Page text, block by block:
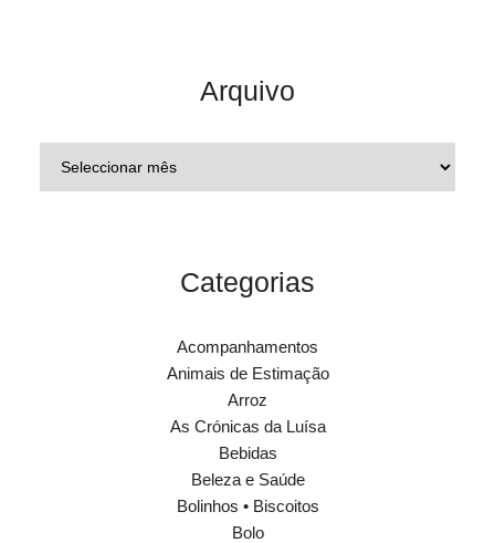
Arquivo
Categorias
Acompanhamentos
Animais de Estimação
Arroz
As Crónicas da Luísa
Bebidas
Beleza e Saúde
Bolinhos • Biscoitos
Bolo